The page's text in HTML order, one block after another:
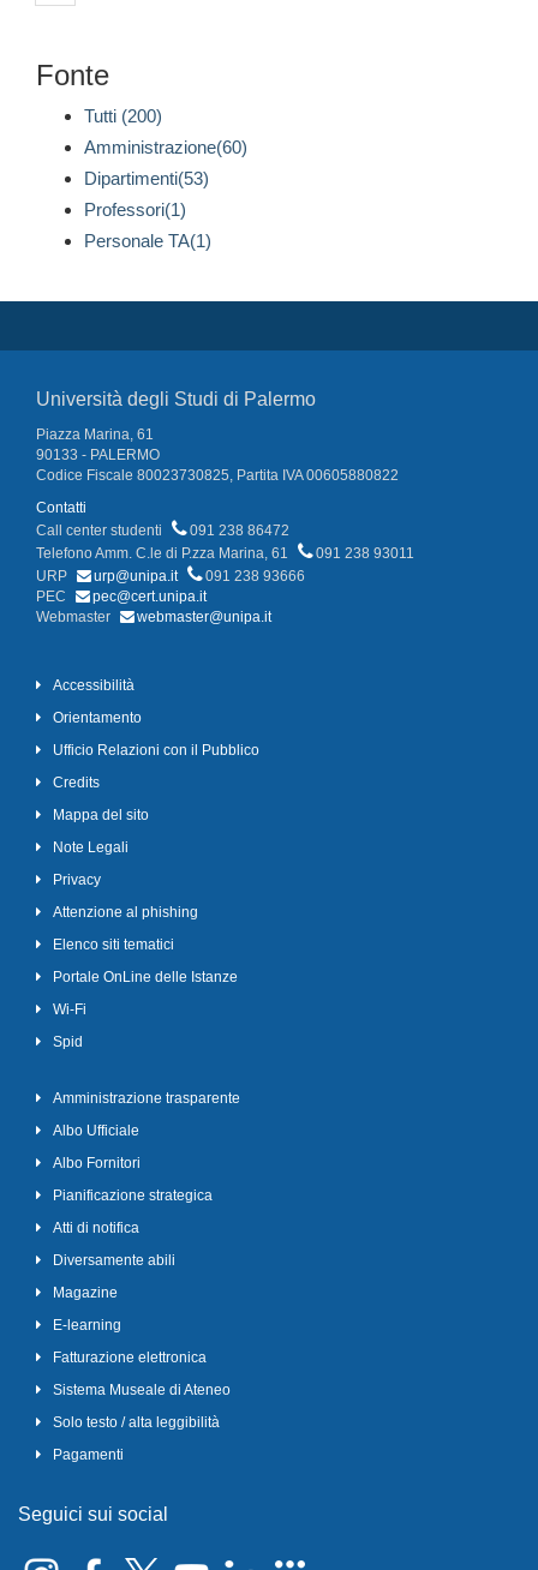
Fonte
Tutti (200)
Amministrazione(60)
Dipartimenti(53)
Professori(1)
Personale TA(1)
Università degli Studi di Palermo
Piazza Marina, 61
90133 - PALERMO
Codice Fiscale 80023730825, Partita IVA 00605880822
Contatti
Call center studenti
091 238 86472
Telefono Amm. C.le di P.zza Marina, 61
091 238 93011
URP
urp@unipa.it
091 238 93666
PEC
pec@cert.unipa.it
Webmaster
webmaster@unipa.it
Accessibilità
Orientamento
Ufficio Relazioni con il Pubblico
Credits
Mappa del sito
Note Legali
Privacy
Attenzione al phishing
Elenco siti tematici
Portale OnLine delle Istanze
Wi-Fi
Spid
Amministrazione trasparente
Albo Ufficiale
Albo Fornitori
Pianificazione strategica
Atti di notifica
Diversamente abili
Magazine
E-learning
Fatturazione elettronica
Sistema Museale di Ateneo
Solo testo / alta leggibilità
Pagamenti
Seguici sui social